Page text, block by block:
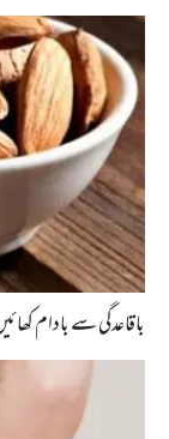
باقاعدگی سے بادام